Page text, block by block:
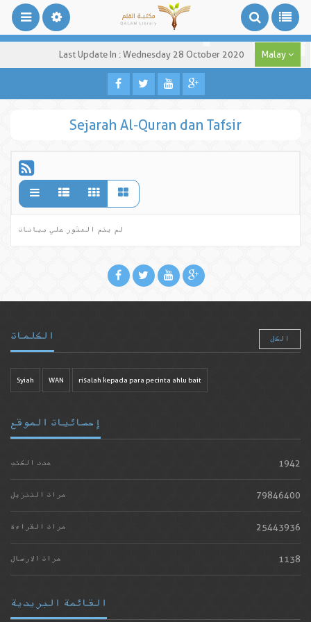
Last Update In : Wednesday 28 October 2020 Malay
Sejarah Al-Quran dan Tafsir
لم يتم العثور علي بيانات
الكلمات الكل
Syiah WAN risalah kepada para pecinta ahlu bait
إحصائيات الموقع
عدد الكتب 1942
مرات التنزيل 79846400
مرات القراءة 25443936
مرات الارسال 1138
القائمة البريدية